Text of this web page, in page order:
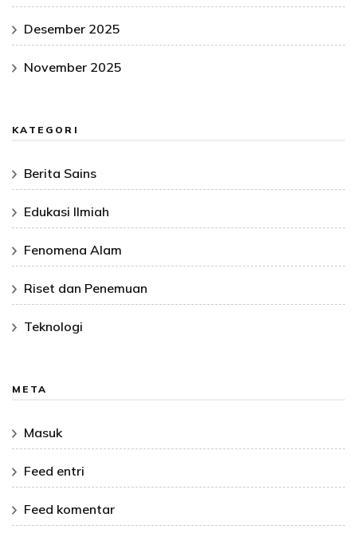
Desember 2025
November 2025
KATEGORI
Berita Sains
Edukasi Ilmiah
Fenomena Alam
Riset dan Penemuan
Teknologi
META
Masuk
Feed entri
Feed komentar